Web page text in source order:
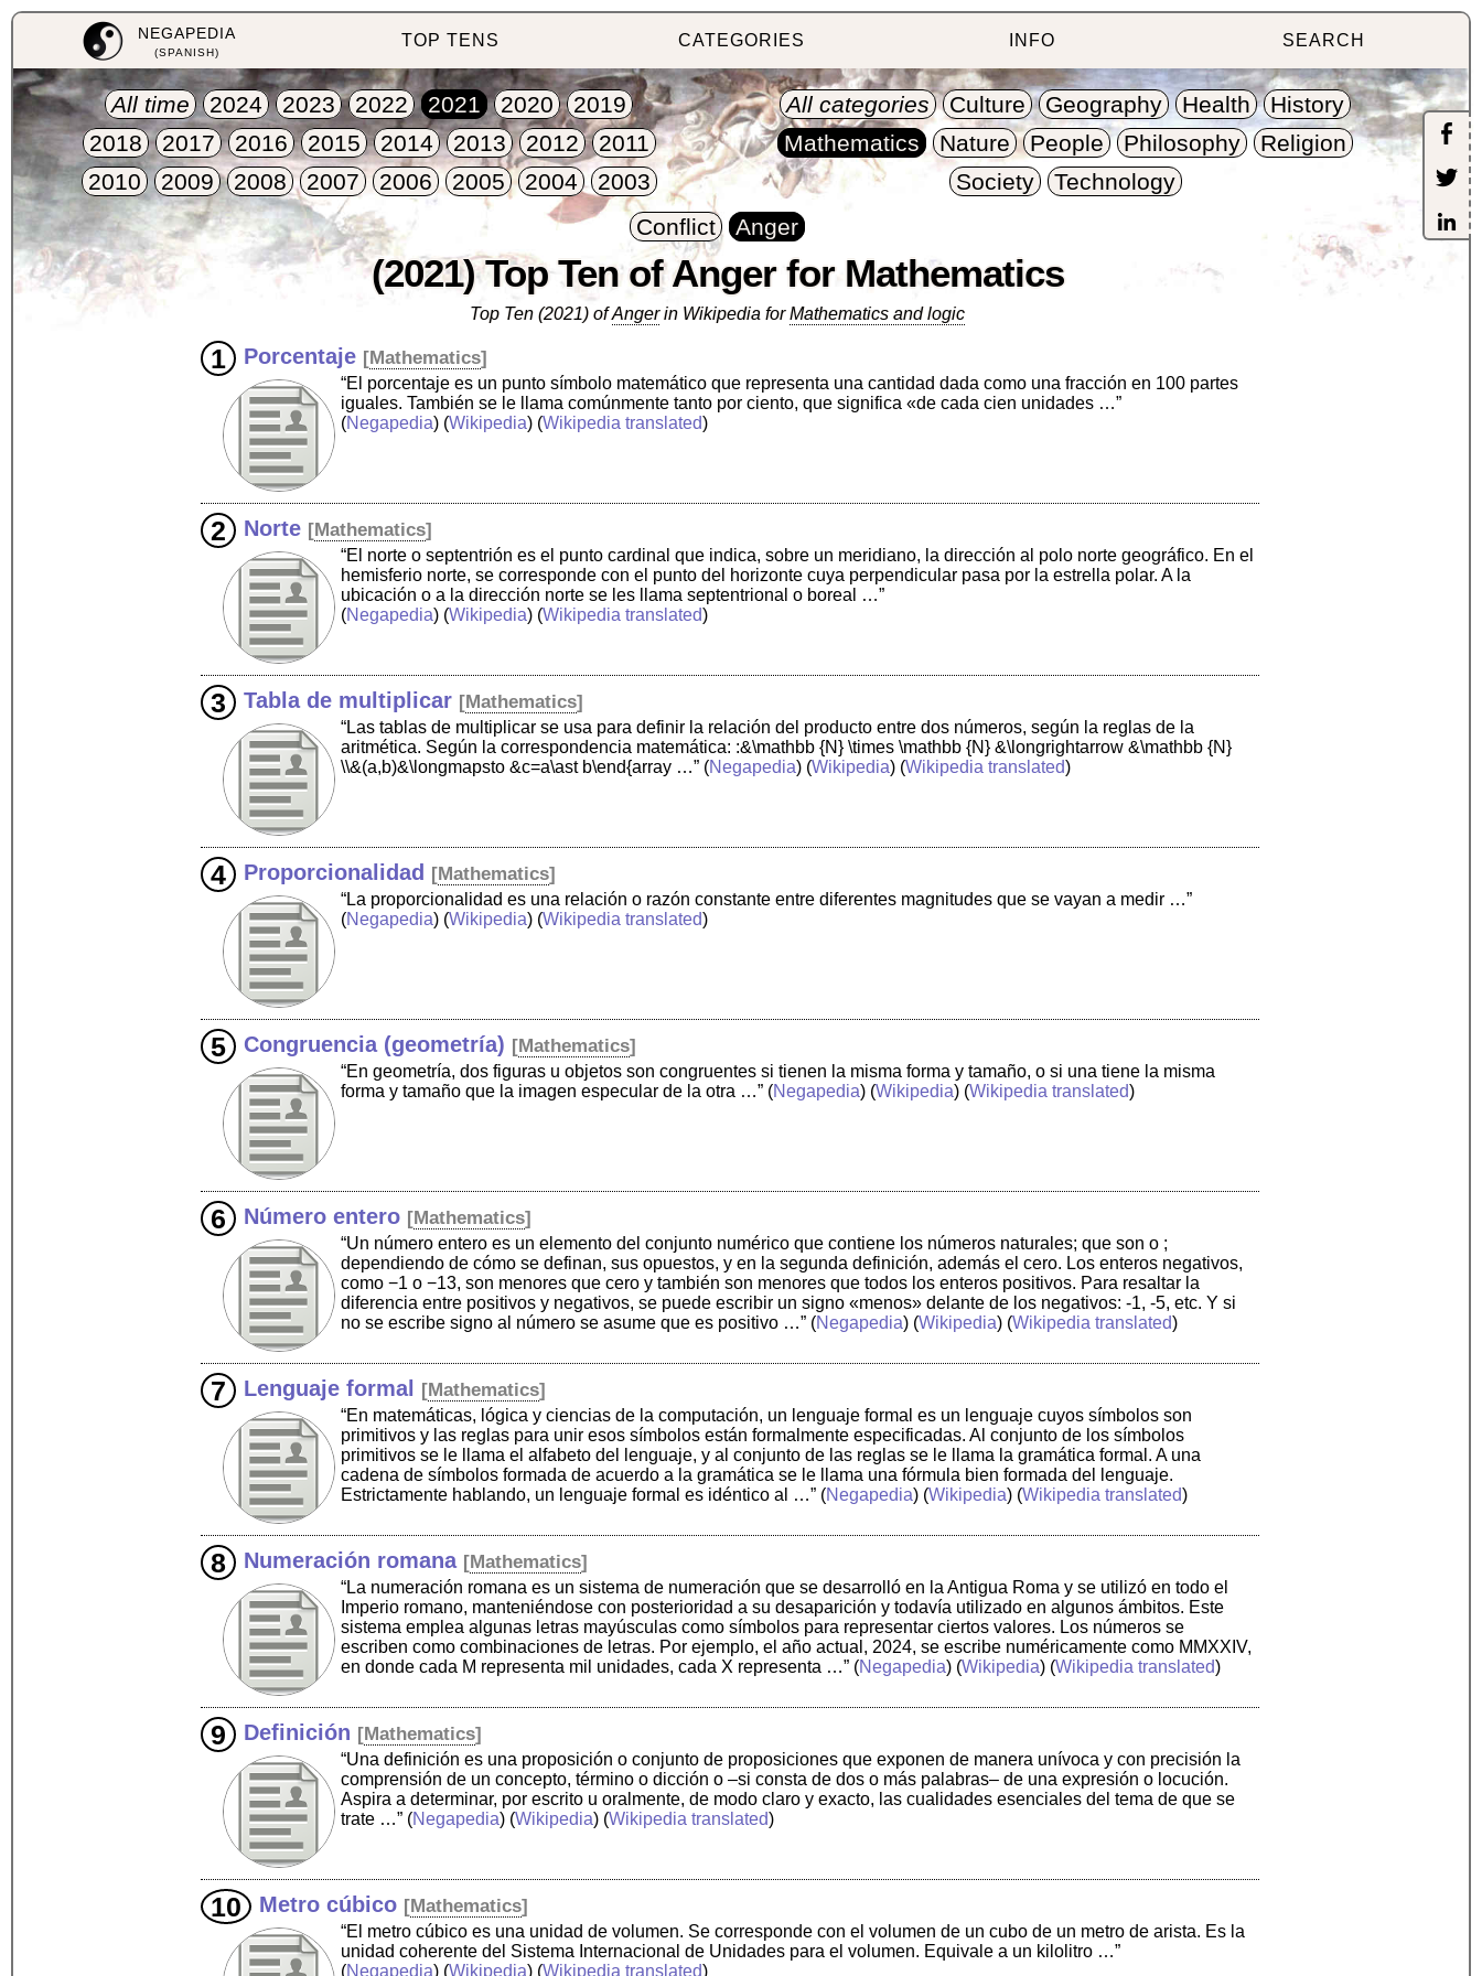
NEGAPEDIA
(SPANISH)
TOP TENS CATEGORIES INFO SEARCH
All time 2024 2023 2022 2021 2020
2019
2018
2017 2016 2015 2014 2013 2012
2011
2010
2009 2008 2007 2006 2005 2004 2003
All categories Culture Geography Health
History
Mathematics
Nature People Philosophy
Religion
Society
Technology
Conflict
Anger
(2021) Top Ten of Anger for Mathematics
Top Ten (2021) ofAngerin Wikipedia forMathematics and logic
Porcentaje [Mathematics]
“El porcentaje es un punto símbolo matemático que representa una cantidad dada como una fracción en 100 partes
iguales. También se le llama comúnmente tanto por ciento, que significa «de cada cien unidades …”
(Negapedia) (Wikipedia) (Wikipedia translated)
Norte [Mathematics]
“El norte o septentrión es el punto cardinal que indica, sobre un meridiano, la dirección al polo norte geográfico. En el
hemisferio norte, se corresponde con el punto del horizonte cuya perpendicular pasa por la estrella polar. A la
ubicación o a la dirección norte se les llama septentrional o boreal …”
(Negapedia) (Wikipedia) (Wikipedia translated)
Tabla de multiplicar [Mathematics]
“Las tablas de multiplicar se usa para definir la relación del producto entre dos números, según la reglas de la
aritmética. Según la correspondencia matemática: :&\mathbb {N} \times \mathbb {N} &\longrightarrow &\mathbb {N}
\\&(a,b)&\longmapsto &c=a\ast b\end{array …” (Negapedia) (Wikipedia) (Wikipedia translated)
Proporcionalidad [Mathematics]
“La proporcionalidad es una relación o razón constante entre diferentes magnitudes que se vayan a medir …”
(Negapedia) (Wikipedia) (Wikipedia translated)
Congruencia (geometría) [Mathematics]
“En geometría, dos figuras u objetos son congruentes si tienen la misma forma y tamaño, o si una tiene la misma
forma y tamaño que la imagen especular de la otra …” (Negapedia) (Wikipedia) (Wikipedia translated)
Número entero [Mathematics]
“Un número entero es un elemento del conjunto numérico que contiene los números naturales; que son o ;
dependiendo de cómo se definan, sus opuestos, y en la segunda definición, además el cero. Los enteros negativos,
como −1 o −13, son menores que cero y también son menores que todos los enteros positivos. Para resaltar la
diferencia entre positivos y negativos, se puede escribir un signo «menos» delante de los negativos: -1, -5, etc. Y si
no se escribe signo al número se asume que es positivo …” (Negapedia) (Wikipedia) (Wikipedia translated)
Lenguaje formal [Mathematics]
“En matemáticas, lógica y ciencias de la computación, un lenguaje formal es un lenguaje cuyos símbolos son
primitivos y las reglas para unir esos símbolos están formalmente especificadas. Al conjunto de los símbolos
primitivos se le llama el alfabeto del lenguaje, y al conjunto de las reglas se le llama la gramática formal. A una
cadena de símbolos formada de acuerdo a la gramática se le llama una fórmula bien formada del lenguaje.
Estrictamente hablando, un lenguaje formal es idéntico al …” (Negapedia) (Wikipedia) (Wikipedia translated)
Numeración romana [Mathematics]
“La numeración romana es un sistema de numeración que se desarrolló en la Antigua Roma y se utilizó en todo el
Imperio romano, manteniéndose con posterioridad a su desaparición y todavía utilizado en algunos ámbitos. Este
sistema emplea algunas letras mayúsculas como símbolos para representar ciertos valores. Los números se
escriben como combinaciones de letras. Por ejemplo, el año actual, 2024, se escribe numéricamente como MMXXIV,
en donde cada M representa mil unidades, cada X representa …” (Negapedia) (Wikipedia) (Wikipedia translated)
Definición [Mathematics]
“Una definición es una proposición o conjunto de proposiciones que exponen de manera unívoca y con precisión la
comprensión de un concepto, término o dicción o –si consta de dos o más palabras– de una expresión o locución.
Aspira a determinar, por escrito u oralmente, de modo claro y exacto, las cualidades esenciales del tema de que se
trate …” (Negapedia) (Wikipedia) (Wikipedia translated)
Metro cúbico [Mathematics]
“El metro cúbico es una unidad de volumen. Se corresponde con el volumen de un cubo de un metro de arista. Es la
unidad coherente del Sistema Internacional de Unidades para el volumen. Equivale a un kilolitro …”
(Negapedia) (Wikipedia) (Wikipedia translated)